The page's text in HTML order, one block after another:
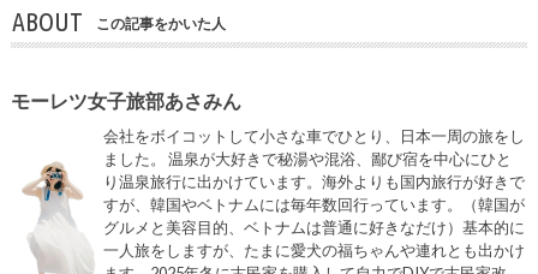
ABOUT この記事をかいた人
モーレツ女子旅部あさみん
会社をボイコットして小さな車でひとり、日本一周の旅をし
ました。 温泉が大好きで秘湯や混浴、鄙び宿を中心にひと
り温泉旅行に出かけています。海外よりも国内旅行が好きで
すが、韓国やベトナムには毎年数回行っています。（韓国が
グルメと美容目的、ベトナムは普通に好きなだけ）基本的に
一人旅をしますが、たまに愛犬の福ちゃんや連れとも出かけ